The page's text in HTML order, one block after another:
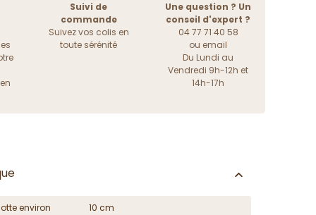
Suivi de
commande
Suivez vos colis en
toute sérénité
Une question ? Un
conseil d'expert ?
04 77 71 40 58
ou email
Du Lundi au
Vendredi 9h-12h et
14h-17h
environ
10 cm